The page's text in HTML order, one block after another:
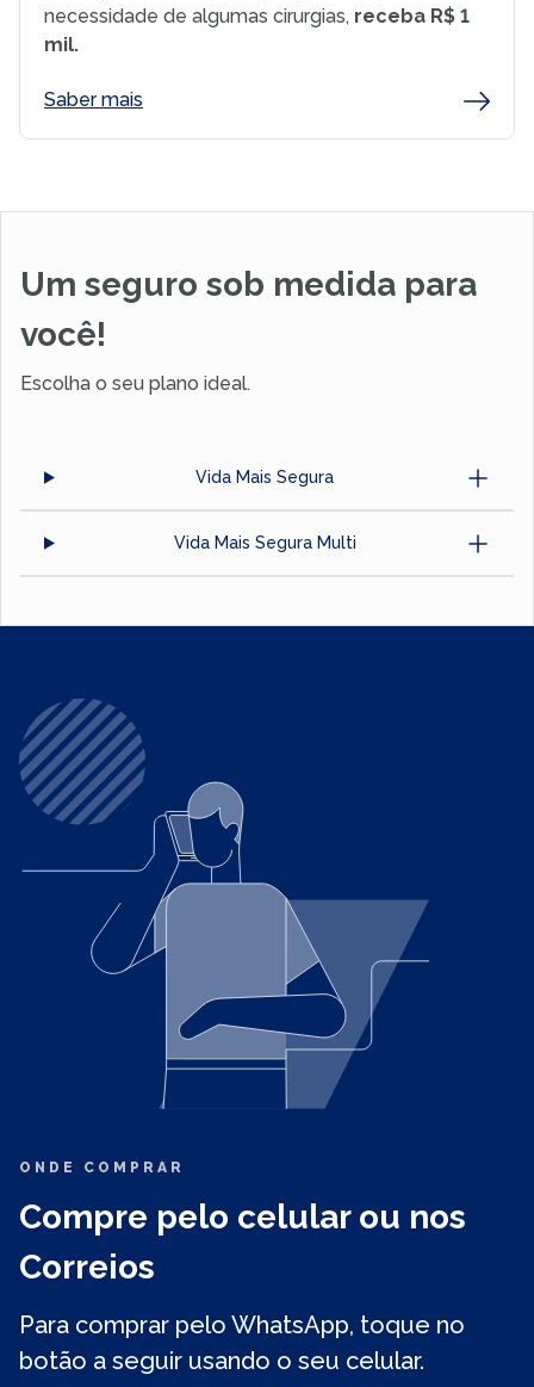
necessidade de algumas cirurgias, receba R$ 1
mil.
Saber mais
Um seguro sob medida para
você!
Escolha o seu plano ideal.
Vida Mais Segura
Vida Mais Segura Multi
ONDE COMPRAR
Compre pelo celular ou nos
Correios
Para comprar pelo WhatsApp, toque no
botão a seguir usando o seu celular.